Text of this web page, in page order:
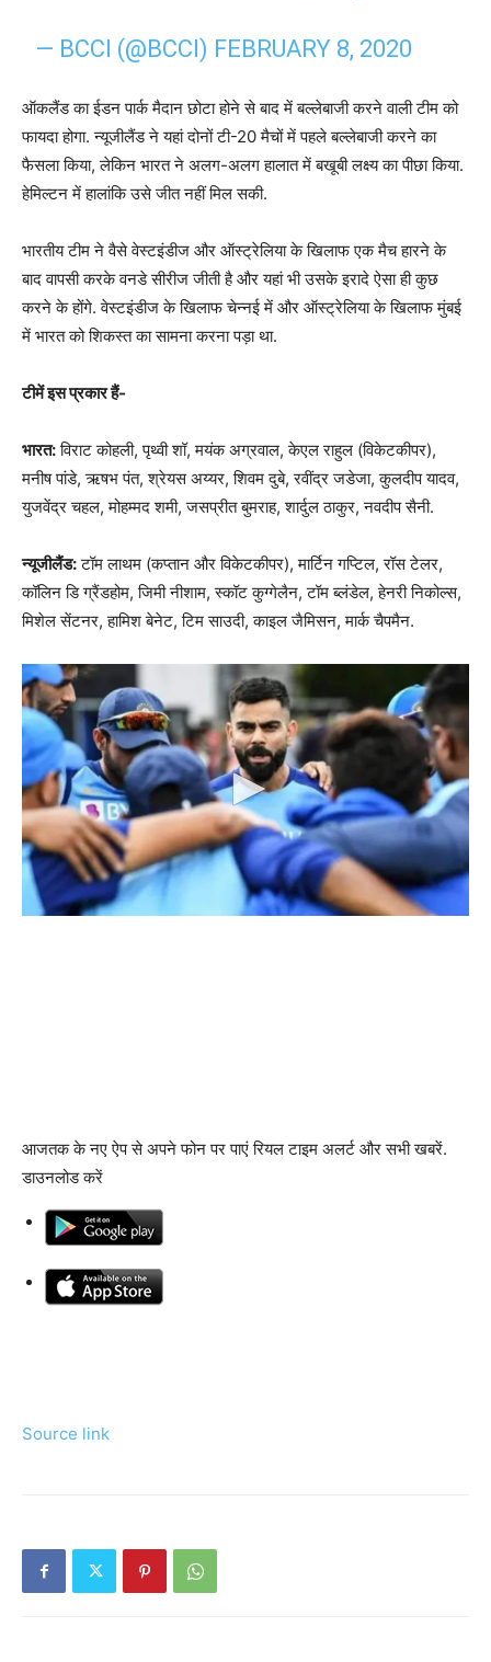
— BCCI (@BCCI) FEBRUARY 8, 2020
ऑकलैंड का ईडन पार्क मैदान छोटा होने से बाद में बल्लेबाजी करने वाली टीम को
फायदा होगा. न्यूजीलैंड ने यहां दोनों टी-20 मैचों में पहले बल्लेबाजी करने का
फैसला किया, लेकिन भारत ने अलग-अलग हालात में बखूबी लक्ष्य का पीछा किया.
हेमिल्टन में हालांकि उसे जीत नहीं मिल सकी.
भारतीय टीम ने वैसे वेस्टइंडीज और ऑस्ट्रेलिया के खिलाफ एक मैच हारने के
बाद वापसी करके वनडे सीरीज जीती है और यहां भी उसके इरादे ऐसा ही कुछ
करने के होंगे. वेस्टइंडीज के खिलाफ चेन्नई में और ऑस्ट्रेलिया के खिलाफ मुंबई
में भारत को शिकस्त का सामना करना पड़ा था.
टीमें इस प्रकार हैं-
भारत:विराट कोहली, पृथ्वी शॉ, मयंक अग्रवाल, केएल राहुल (विकेटकीपर),
मनीष पांडे, ऋषभ पंत, श्रेयस अय्यर, शिवम दुबे, रवींद्र जडेजा, कुलदीप यादव,
युजवेंद्र चहल, मोहम्मद शमी, जसप्रीत बुमराह, शार्दुल ठाकुर, नवदीप सैनी.
न्यूजीलैंड:टॉम लाथम (कप्तान और विकेटकीपर), मार्टिन गप्टिल, रॉस टेलर,
कॉलिन डि ग्रैंडहोम, जिमी नीशाम, स्कॉट कुग्गेलैन, टॉम ब्लंडेल, हेनरी निकोल्स,
मिशेल सेंटनर, हामिश बेनेट, टिम साउदी, काइल जैमिसन, मार्क चैपमैन.
आजतक के नए ऐप से अपने फोन पर पाएं रियल टाइम अलर्ट और सभी खबरें.
डाउनलोड करें
Source link